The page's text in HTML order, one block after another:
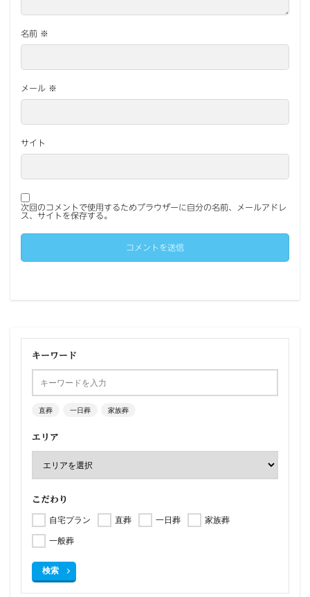
名前 ※
メール ※
サイト
次回のコメントで使用するためブラウザーに自分の名前、メールアドレ
ス、サイトを保存する。
キーワード
直葬 一日葬 家族葬
エリア
こだわり
自宅プラン 直葬 一日葬
家族葬
一般葬
検索